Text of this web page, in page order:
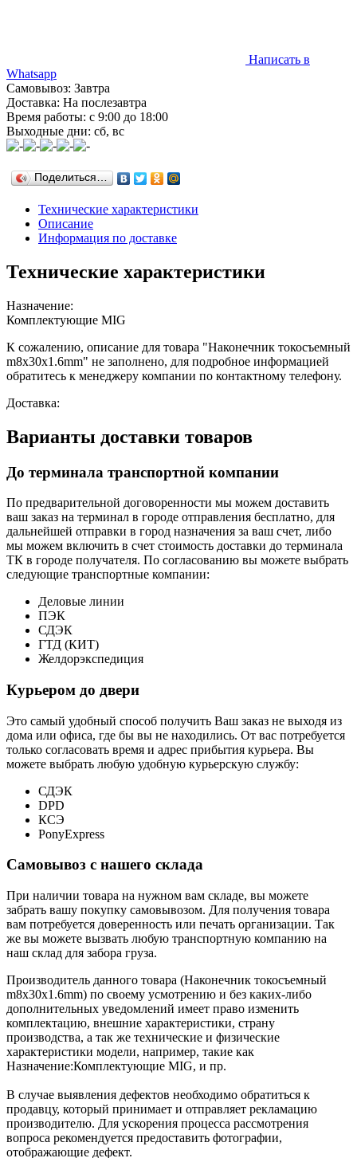
Написать в
Whatsapp
Самовывоз: Завтра
Доставка: На послезавтра
Время работы: с 9:00 до 18:00
Выходные дни: сб, вс
Поделиться…
Технические характеристики
Описание
Информация по доставке
Технические характеристики
Назначение:
Комплектующие MIG
К сожалению, описание для товара "Наконечник токосъемный
m8х30х1.6mm" не заполнено, для подробное информацией
обратитесь к менеджеру компании по контактному телефону.
Доставка:
Варианты доставки товаров
До терминала транспортной компании
По предварительной договоренности мы можем доставить
ваш заказ на терминал в городе отправления бесплатно, для
дальнейшей отправки в город назначения за ваш счет, либо
мы можем включить в счет стоимость доставки до терминала
ТК в городе получателя. По согласованию вы можете выбрать
следующие транспортные компании:
Деловые линии
ПЭК
СДЭК
ГТД (КИТ)
Желдорэкспедиция
Курьером до двери
Это самый удобный способ получить Ваш заказ не выходя из
дома или офиса, где бы вы не находились. От вас потребуется
только согласовать время и адрес прибытия курьера. Вы
можете выбрать любую удобную курьерскую службу:
СДЭК
DPD
КСЭ
PonyExpress
Самовывоз с нашего склада
При наличии товара на нужном вам складе, вы можете
забрать вашу покупку самовывозом. Для получения товара
вам потребуется доверенность или печать организации. Так
же вы можете вызвать любую транспортную компанию на
наш склад для забора груза.
Производитель данного товара (Наконечник токосъемный
m8х30х1.6mm) по своему усмотрению и без каких-либо
дополнительных уведомлений имеет право изменить
комплектацию, внешние характеристики, страну
производства, а так же технические и физические
характеристики модели, например, такие как
Назначение:Комплектующие MIG, и пр.
В случае выявления дефектов необходимо обратиться к
продавцу, который принимает и отправляет рекламацию
производителю. Для ускорения процесса рассмотрения
вопроса рекомендуется предоставить фотографии,
отображающие дефект.